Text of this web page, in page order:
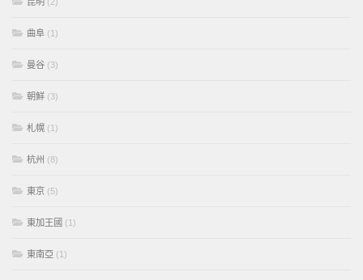
曲阜 (1)
曼谷 (3)
朝鮮 (3)
札幌 (1)
杭州 (8)
東京 (5)
東加王國 (1)
東南亞 (1)